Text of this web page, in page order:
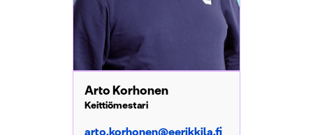
Arto Korhonen
Keittiömestari
arto.korhonen@eerikkila.fi